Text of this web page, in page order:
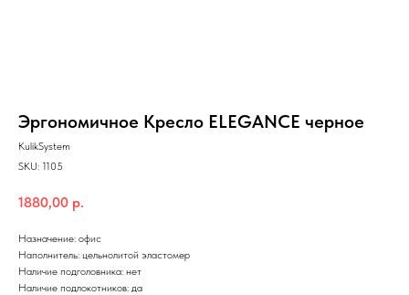
Эргономичное Кресло ELEGANCE черное
KulikSystem
SKU: 1105
1880,00 р.
Назначение: офис
Наполнитель: цельнолитой эластомер
Наличие подголовника: нет
Наличие подлокотников: да